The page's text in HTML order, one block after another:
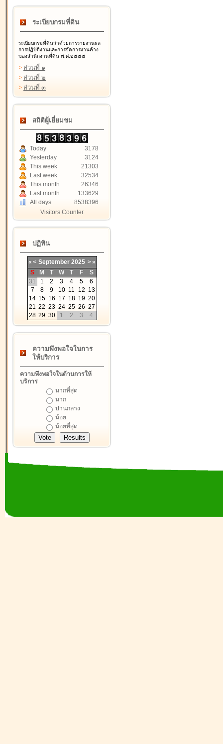
ระเบียบกรมที่ดิน
ระเบียบกรมที่ดินว่าด้วยการรายงานผล
การปฏิบัติงานและการจัดการงานค้าง
ของสำนักงานที่ดิน พ.ศ.๒๕๕๕
> ส่วนที่ ๑
> ส่วนที่ ๒
> ส่วนที่ ๓
สถิติผู้เยี่ยมชม
Today
3178
Yesterday
3124
This week
21303
Last week
32534
This month
26346
Last month
133629
All days
8538396
Visitors Counter
ปฏิทิน
« < September 2025 >»
S
M T W T F
S
31
1 2 3 4 5
6
7
8 9 10 11 12 13
14 15 16 17 18 19 20
21 22 23 24 25 26 27
28 29 30 1 2 3 4
ความพึงพอใจในการ
ให้บริการ
ความพึงพอใจในด้านการให้
บริการ
มากที่สุด
มาก
ปานกลาง
น้อย
น้อยที่สุด